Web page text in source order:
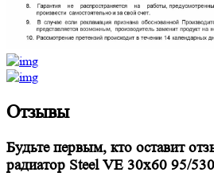
Отзывы
Будьте первым, кто оставит
радиатор Steel VE 30х60 95/